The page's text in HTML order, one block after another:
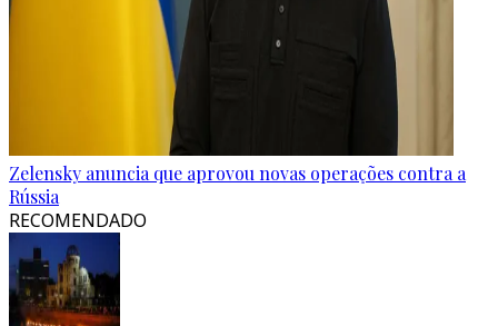
Zelensky anuncia que aprovou novas operações contra a
Rússia
RECOMENDADO